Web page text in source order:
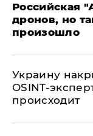
​Российская
дронов, но
произошло
​Украину
OSINT-
происходит